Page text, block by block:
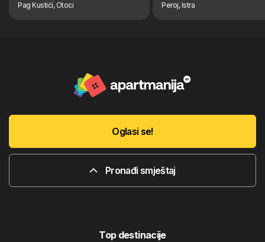
Pag Kustići, Otoci Peroj, Istra
Oglasi se!
Pronađi smještaj
Top destinacije